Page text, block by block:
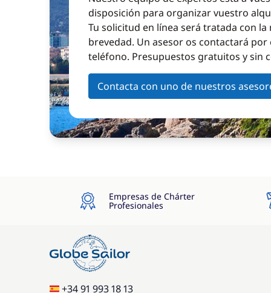
disposición para organizar vuestro
Tu solicitud en línea será tratada con la
brevedad. Un asesor os contactará
teléfono. Presupuestos gratuitos y sin
Contacta con uno de nuestros
Empresas de Chárter
Profesionales
+34 91 993 18 13